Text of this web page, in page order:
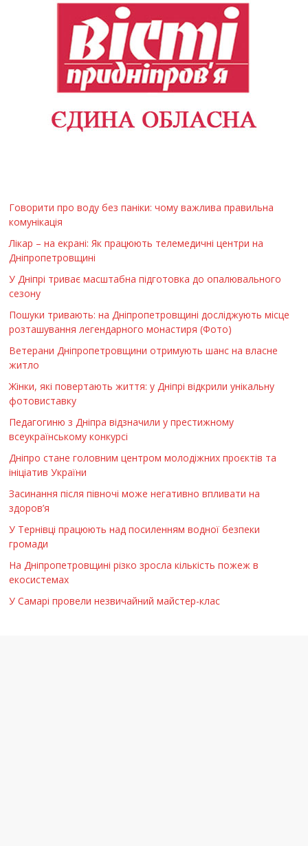
Говорити про воду без паніки: чому важлива правильна
комунікація
Лікар – на екрані: Як працюють телемедичні центри на
Дніпропетровщині
У Дніпрі триває масштабна підготовка до опалювального
сезону
Пошуки тривають: на Дніпропетровщині досліджують місце
розташування легендарного монастиря (Фото)
Ветерани Дніпропетровщини отримують шанс на власне
житло
Жінки, які повертають життя: у Дніпрі відкрили унікальну
фотовиставку
Педагогиню з Дніпра відзначили у престижному
всеукраїнському конкурсі
Дніпро стане головним центром молодіжних проєктів та
ініціатив України
Засинання після півночі може негативно впливати на
здоров’я
У Тернівці працюють над посиленням водної безпеки
громади
На Дніпропетровщині різко зросла кількість пожеж в
екосистемах
У Самарі провели незвичайний майстер-клас